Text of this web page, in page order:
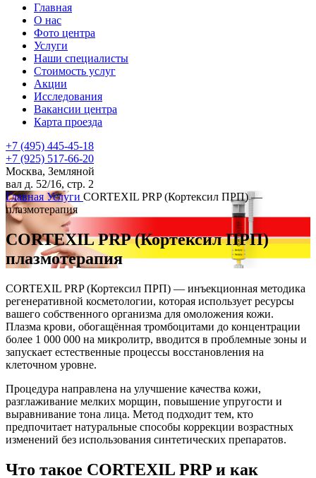
Главная
О нас
Фото центра
Услуги
Наши специалисты
Стоимость услуг
Акции
Исследования
Вакансии центра
Карта проезда
+7 (495) 445-45-18
+7 (925) 517-66-20
Москва, Земляной
вал д. 52/16, стр. 2
Главная Услуги CORTEXIL PRP (Кортексил ПРП) —
плазмотерапия
CORTEXIL PRP(Кортексил ПРП)
плазмотерапия
CORTEXIL PRP (Кортексил ПРП) — инъекционная методика
регенеративной косметологии, которая использует ресурсы
вашего собственного организма для омоложения кожи.
Плазма крови, обогащённая тромбоцитами до концентрации
более 1 000 000 на микролитр, вводится в проблемные зоны и
запускает естественные процессы восстановления на
клеточном уровне.
Процедура направлена на улучшение качества кожи,
разглаживание мелких морщин, повышение упругости и
выравнивание тона лица. Метод подходит тем, кто
предпочитает натуральные способы коррекции возрастных
изменений без использования синтетических препаратов.
Что такое CORTEXIL PRP и как